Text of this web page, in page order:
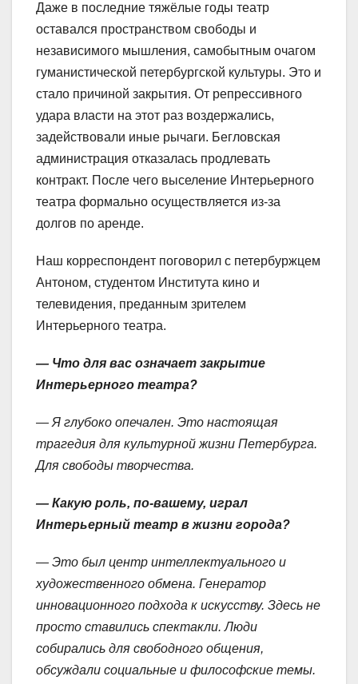
Даже в последние тяжёлые годы театр
оставался пространством свободы и
независимого мышления, самобытным очагом
гуманистической петербургской культуры. Это и
стало причиной закрытия. От репрессивного
удара власти на этот раз воздержались,
задействовали иные рычаги. Бегловская
администрация отказалась продлевать
контракт. После чего выселение Интерьерного
театра формально осуществляется из-за
долгов по аренде.
Наш корреспондент поговорил с петербуржцем
Антоном, студентом Института кино и
телевидения, преданным зрителем
Интерьерного театра.
— Что для вас означает закрытие
Интерьерного театра?
— Я глубоко опечален. Это настоящая
трагедия для культурной жизни Петербурга.
Для свободы творчества.
— Какую роль, по-вашему, играл
Интерьерный театр в жизни города?
— Это был центр интеллектуального и
художественного обмена. Генератор
инновационного подхода к искусству. Здесь не
просто ставились спектакли. Люди
собирались для свободного общения,
обсуждали социальные и философские темы.